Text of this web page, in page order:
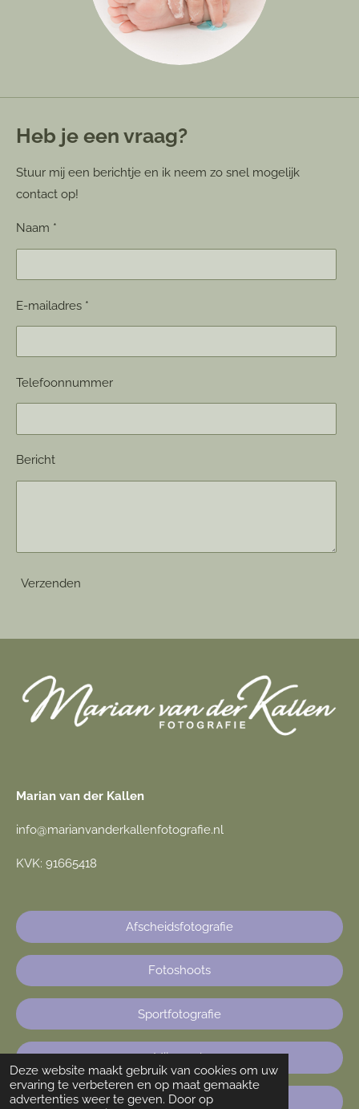
Deze website maakt gebruik van cookies om uw
ervaring te verbeteren en op maat gemaakte
advertenties weer te geven. Door op
Heb je een vraag?
Stuur mij een berichtje en ik neem zo snel mogelijk
contact op!
Naam *
E-mailadres *
Telefoonnummer
Bericht
Verzenden
Marian van der Kallen
info@marianvanderkallenfotografie.nl
KVK: 91665418
Afscheidsfotografie
Fotoshoots
Sportfotografie
Mijn werk
Contact